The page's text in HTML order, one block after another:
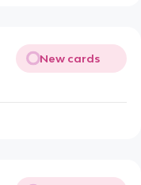
New cards